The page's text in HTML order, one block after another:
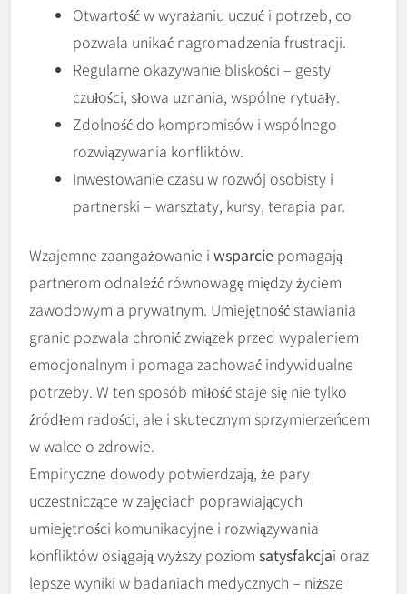
Otwartość w wyrażaniu uczuć i potrzeb, co
pozwala unikać nagromadzenia frustracji.
Regularne okazywanie bliskości – gesty
czułości, słowa uznania, wspólne rytuały.
Zdolność do kompromisów i wspólnego
rozwiązywania konfliktów.
Inwestowanie czasu w rozwój osobisty i
partnerski – warsztaty, kursy, terapia par.
Wzajemne zaangażowanie i wsparcie pomagają
partnerom odnaleźć równowagę między życiem
zawodowym a prywatnym. Umiejętność stawiania
granic pozwala chronić związek przed wypaleniem
emocjonalnym i pomaga zachować indywidualne
potrzeby. W ten sposób miłość staje się nie tylko
źródłem radości, ale i skutecznym sprzymierzeńcem
w walce o zdrowie.
Empiryczne dowody potwierdzają, że pary
uczestniczące w zajęciach poprawiających
umiejętności komunikacyjne i rozwiązywania
konfliktów osiągają wyższy poziom satysfakcjai oraz
lepsze wyniki w badaniach medycznych – niższe